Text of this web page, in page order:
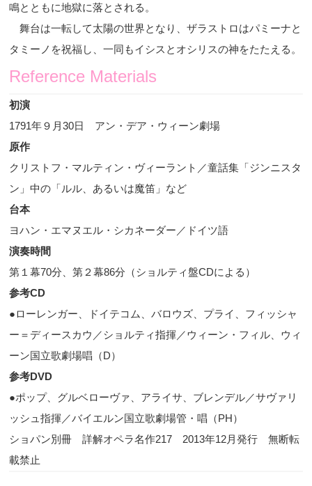
鳴とともに地獄に落とされる。
舞台は一転して太陽の世界となり、ザラストロはパミーナと
タミーノを祝福 し、一同もイシスとオシリスの神をたたえる。
Reference Materials
初演
1791年９月30日 アン・デア・ウィーン劇場
原作
クリストフ・マルティン・ヴィーラント／童話集「ジンニスタ
ン」中の「ルル、あるいは魔笛」など
台本
ヨハン・エマヌエル・シカネーダー／ドイツ語
演奏時間
第１幕70分、第２幕86分（ショルティ盤CDによる）
参考CD
●ローレンガー、ドイテコム、バロウズ、プライ、フィッシャ
ー＝ディースカウ／ショルティ指揮／ウィーン・フィル、ウィ
ーン国立歌劇場唱（D）
参考DVD
●ポップ、グルベローヴァ、アライサ、ブレンデル／サヴァリ
ッシュ指揮／バイエルン国立歌劇場管・唱（PH）
ショパン別冊 詳解オペラ名作217 2013年12月発行 無断転
載禁止